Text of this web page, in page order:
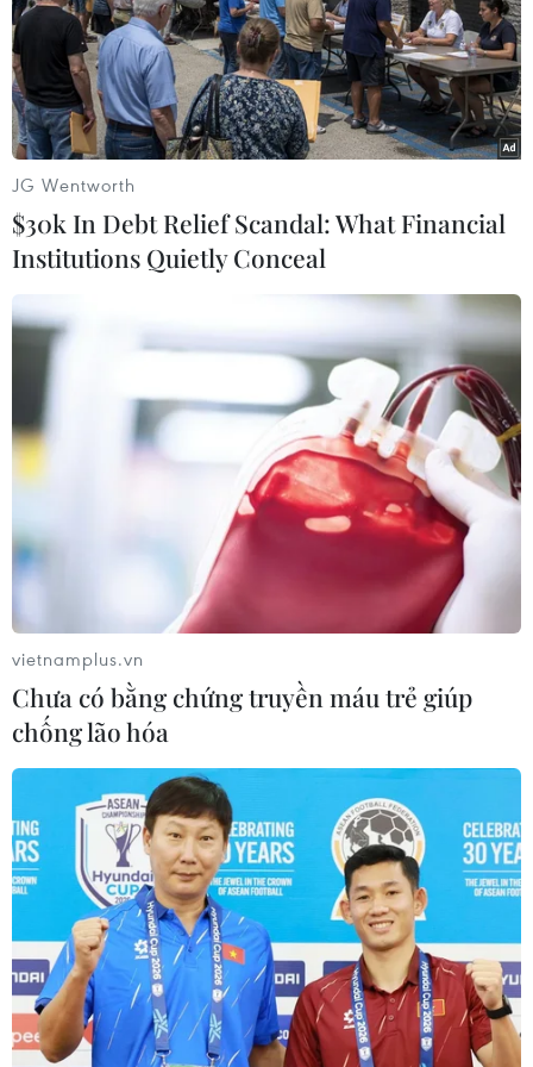
Nguy cơ thiếu nhôm nếu Mỹ ban hành
lệnh cấm nhập khẩu từ Nga
26/10/2022 12:25
Nhà Trắng đang cân nhắc 3 phương án lựa chọn gồm
áp đặt lệnh cấm hoàn toàn đối với nhôm của Nga, tăng
mạnh thuế và các biện pháp trừng phạt đối với công ty
nhôm Rusal của Nga.
JG Wentworth
$30k In Debt Relief Scandal: What Financial
Institutions Quietly Conceal
vietnamplus.vn
Chưa có bằng chứng truyền máu trẻ giúp
chống lão hóa